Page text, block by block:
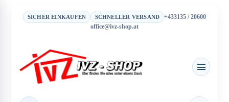
SICHER EINKAUFEN SCHNELLER VERSAND
+433135 / 20600
office@ivz-shop.at